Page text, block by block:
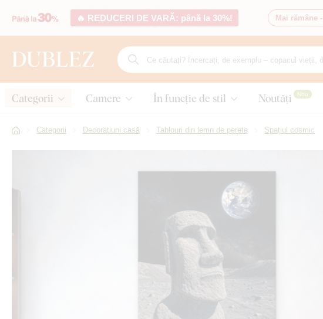
🔥 REDUCERI DE VARĂ: până la 30%! Mai rămâne -
Categorii Camere În funcție de stil Noutăți Nou
Categorii Decorațiuni casă Tablouri din lemn de perete Spațiul cosmic